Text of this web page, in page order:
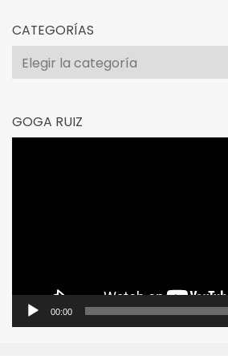
CATEGORÍAS
Categorías
GOGA RUIZ
00:00